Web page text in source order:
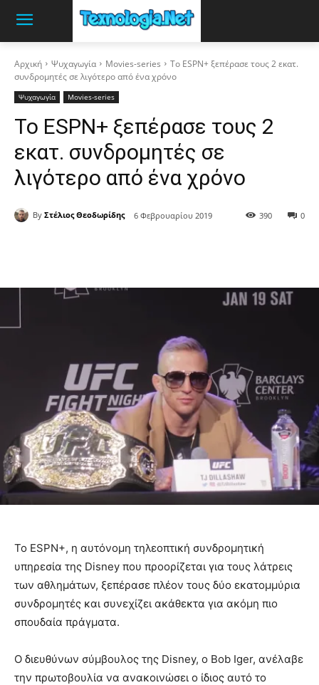
Αρχική Ψυχαγωγία Movies-series
Το ESPN+ ξεπέρασε τους 2 εκατ.
συνδρομητές σε λιγότερο από ένα χρόνο
Ψυχαγωγία Movies-series
Το ESPN+ ξεπέρασε τους 2
εκατ. συνδρομητές σε
λιγότερο από ένα χρόνο
By Στέλιος Θεοδωρίδης 6 Φεβρουαρίου 2019 0
390
Το ESPN+, η αυτόνομη τηλεοπτική συνδρομητική
υπηρεσία της Disney που προορίζεται για τους λάτρεις
των αθλημάτων, ξεπέρασε πλέον τους δύο εκατομμύρια
συνδρομητές και συνεχίζει ακάθεκτα για ακόμη πιο
σπουδαία πράγματα.
Ο διευθύνων σύμβουλος της Disney, ο Bob Iger, ανέλαβε
την πρωτοβουλία να ανακοινώσει ο ίδιος αυτό το